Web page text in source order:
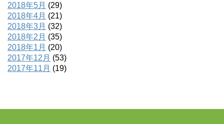
2018年5月 (29)
2018年4月 (21)
2018年3月 (32)
2018年2月 (35)
2018年1月 (20)
2017年12月 (53)
2017年11月 (19)